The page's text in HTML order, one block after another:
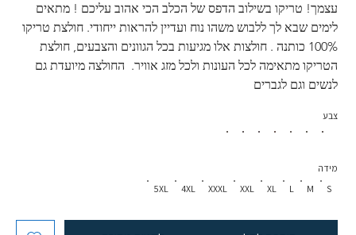
עצמך! טריקו בשילוב הדפס של הכלב הכי אהוב עליכם ! מתאים
לימים שבא לך ללבוש משהו נוח ועדיין להראות ייחודי. חולצת טריקו
100% כותנה . חולצות אלו מגיעות בכל הגוונים והצבעים, חולצת
הטריקו מתאימה לכל העונות ולכל מזג אוויר.  החולצה מיועדת גם
לנשים וגם לגברים
צבע
S
M
L
XL
XXL
XXXL
4XL
5XL
מידה